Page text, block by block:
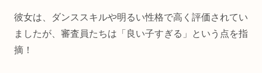
彼女は、ダンススキルや明るい性格で高く評価されてい
ましたが、審査員たちは「良い子すぎる」という点を指
摘！